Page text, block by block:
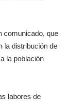
comunicado, que
la distribución de
la población
labores de